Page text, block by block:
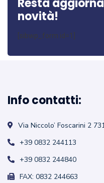
Resta
novità!
[sibwp_form id=1]
Info contatti:
Via Niccolo’ Foscarini 2
+39 0832 244113
+39 0832 244840
FAX: 0832 244663